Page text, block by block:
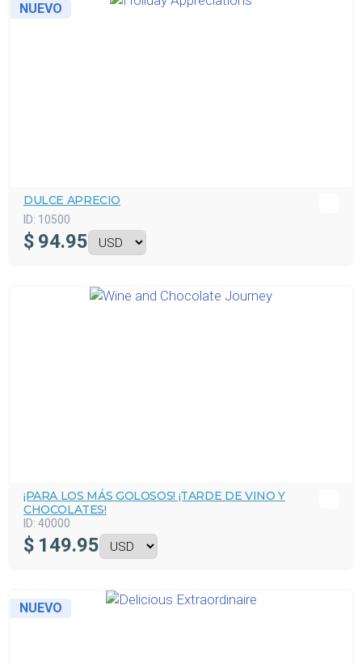
NUEVO
DULCE APRECIO
ID: 10500
$ 94.95
¡PARA LOS MÁS GOLOSOS! ¡TARDE DE VINO Y
CHOCOLATES!
ID: 40000
$ 149.95
NUEVO